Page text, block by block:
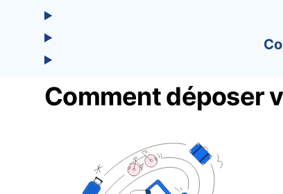
Comment déposer